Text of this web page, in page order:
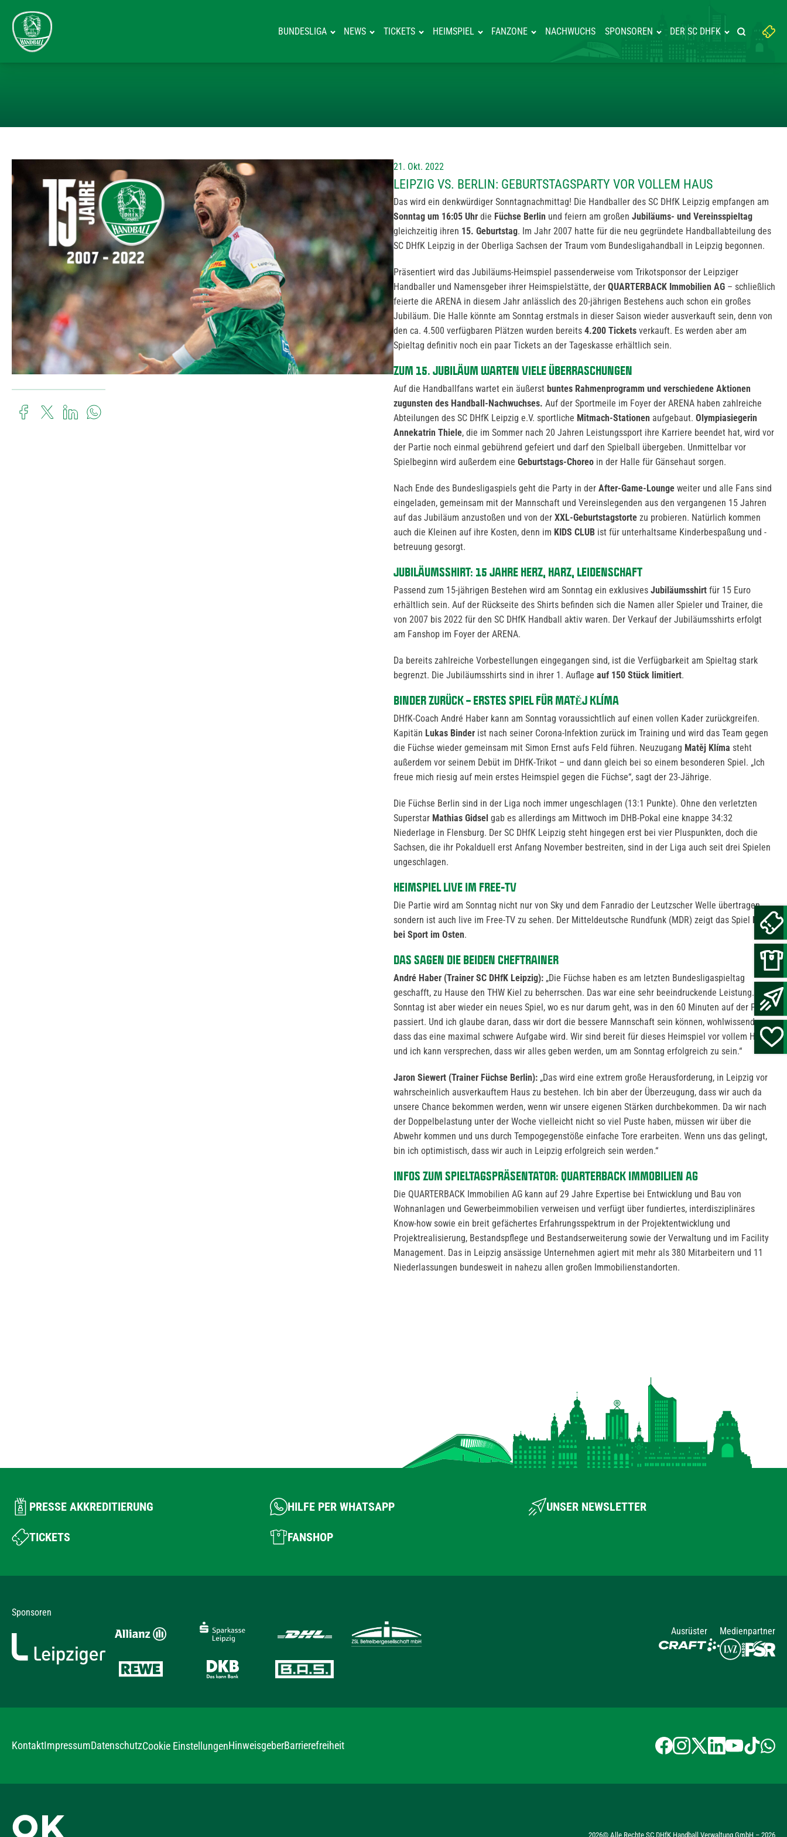
BUNDESLIGA NEWS TICKETS HEIMSPIEL FANZONE NACHWUCHS SPONSOREN DER SC DHFK
Suchbegriff
eingeben:
Suche
21. Okt. 2022
LEIPZIG VS. BERLIN: GEBURTSTAGSPARTY VOR VOLLEM HAUS
Das wird ein denkwürdiger Sonntagnachmittag! Die Handballer des SC DHfK Leipzig empfangen am
Sonntag um 16:05 Uhr die Füchse Berlin und feiern am großen Jubiläums- und Vereinsspieltag
gleichzeitig ihren 15. Geburtstag. Im Jahr 2007 hatte für die neu gegründete Handballabteilung des
SC DHfK Leipzig in der Oberliga Sachsen der Traum vom Bundesligahandball in Leipzig begonnen.
Präsentiert wird das Jubiläums-Heimspiel passenderweise vom Trikotsponsor der Leipziger
Handballer und Namensgeber ihrer Heimspielstätte, der QUARTERBACK Immobilien AG – schließlich
feierte die ARENA in diesem Jahr anlässlich des 20-jährigen Bestehens auch schon ein großes
Jubiläum. Die Halle könnte am Sonntag erstmals in dieser Saison wieder ausverkauft sein, denn von
den ca. 4.500 verfügbaren Plätzen wurden bereits 4.200 Tickets verkauft. Es werden aber am
Spieltag definitiv noch ein paar Tickets an der Tageskasse erhältlich sein.
ZUM 15. JUBILÄUM WARTEN VIELE ÜBERRASCHUNGEN
Auf die Handballfans wartet ein äußerst buntes Rahmenprogramm und verschiedene Aktionen
zugunsten des Handball-Nachwuchses. Auf der Sportmeile im Foyer der ARENA haben zahlreiche
Abteilungen des SC DHfK Leipzig e.V. sportliche Mitmach-Stationen aufgebaut. Olympiasiegerin
Annekatrin Thiele, die im Sommer nach 20 Jahren Leistungssport ihre Karriere beendet hat, wird vor
der Partie noch einmal gebührend gefeiert und darf den Spielball übergeben. Unmittelbar vor
Spielbeginn wird außerdem eine Geburtstags-Choreo in der Halle für Gänsehaut sorgen.
Nach Ende des Bundesligaspiels geht die Party in der After-Game-Lounge weiter und alle Fans sind
eingeladen, gemeinsam mit der Mannschaft und Vereinslegenden aus den vergangenen 15 Jahren
auf das Jubiläum anzustoßen und von der XXL-Geburtstagstorte zu probieren. Natürlich kommen
auch die Kleinen auf ihre Kosten, denn im KIDS CLUB ist für unterhaltsame Kinderbespaßung und -
betreuung gesorgt.
JUBILÄUMSSHIRT: 15 JAHRE HERZ, HARZ, LEIDENSCHAFT
Passend zum 15-jährigen Bestehen wird am Sonntag ein exklusives Jubiläumsshirt für 15 Euro
erhältlich sein. Auf der Rückseite des Shirts befinden sich die Namen aller Spieler und Trainer, die
von 2007 bis 2022 für den SC DHfK Handball aktiv waren. Der Verkauf der Jubiläumsshirts erfolgt
am Fanshop im Foyer der ARENA.
Da bereits zahlreiche Vorbestellungen eingegangen sind, ist die Verfügbarkeit am Spieltag stark
begrenzt. Die Jubiläumsshirts sind in ihrer 1. Auflage auf 150 Stück limitiert.
BINDER ZURÜCK – ERSTES SPIEL FÜR MATĚJ KLÍMA
DHfK-Coach André Haber kann am Sonntag voraussichtlich auf einen vollen Kader zurückgreifen.
Kapitän Lukas Binder ist nach seiner Corona-Infektion zurück im Training und wird das Team gegen
die Füchse wieder gemeinsam mit Simon Ernst aufs Feld führen. Neuzugang Matěj Klíma steht
außerdem vor seinem Debüt im DHfK-Trikot – und dann gleich bei so einem besonderen Spiel. „Ich
freue mich riesig auf mein erstes Heimspiel gegen die Füchse“, sagt der 23-Jährige.
Die Füchse Berlin sind in der Liga noch immer ungeschlagen (13:1 Punkte). Ohne den verletzten
Superstar Mathias Gidsel gab es allerdings am Mittwoch im DHB-Pokal eine knappe 34:32
Niederlage in Flensburg. Der SC DHfK Leipzig steht hingegen erst bei vier Pluspunkten, doch die
Sachsen, die ihr Pokalduell erst Anfang November bestreiten, sind in der Liga auch seit drei Spielen
ungeschlagen.
HEIMSPIEL LIVE IM FREE-TV
Die Partie wird am Sonntag nicht nur von Sky und dem Fanradio der Leutzscher Welle übertragen,
sondern ist auch live im Free-TV zu sehen. Der Mitteldeutsche Rundfunk (MDR) zeigt das Spiel live
bei Sport im Osten.
DAS SAGEN DIE BEIDEN CHEFTRAINER
André Haber (Trainer SC DHfK Leipzig): „Die Füchse haben es am letzten Bundesligaspieltag
geschafft, zu Hause den THW Kiel zu beherrschen. Das war eine sehr beeindruckende Leistung. Am
Sonntag ist aber wieder ein neues Spiel, wo es nur darum geht, was in den 60 Minuten auf der Platte
passiert. Und ich glaube daran, dass wir dort die bessere Mannschaft sein können, wohlwissend,
dass das eine maximal schwere Aufgabe wird. Wir sind bereit für dieses Heimspiel vor vollem Haus
und ich kann versprechen, dass wir alles geben werden, um am Sonntag erfolgreich zu sein.“
Jaron Siewert (Trainer Füchse Berlin): „Das wird eine extrem große Herausforderung, in Leipzig vor
wahrscheinlich ausverkauftem Haus zu bestehen. Ich bin aber der Überzeugung, dass wir auch da
unsere Chance bekommen werden, wenn wir unsere eigenen Stärken durchbekommen. Da wir nach
der Doppelbelastung unter der Woche vielleicht nicht so viel Puste haben, müssen wir über die
Abwehr kommen und uns durch Tempogegenstöße einfache Tore erarbeiten. Wenn uns das gelingt,
bin ich optimistisch, dass wir auch in Leipzig erfolgreich sein werden.“
INFOS ZUM SPIELTAGSPRÄSENTATOR: QUARTERBACK IMMOBILIEN AG
Die QUARTERBACK Immobilien AG kann auf 29 Jahre Expertise bei Entwicklung und Bau von
Wohnanlagen und Gewerbeimmobilien verweisen und verfügt über fundiertes, interdisziplinäres
Know-how sowie ein breit gefächertes Erfahrungsspektrum in der Projektentwicklung und
Projektrealisierung, Bestandspflege und Bestandserweiterung sowie der Verwaltung und im Facility
Management. Das in Leipzig ansässige Unternehmen agiert mit mehr als 380 Mitarbeitern und 11
Niederlassungen bundesweit in nahezu allen großen Immobilienstandorten.
PRESSE AKKREDITIERUNG HILFE PER WHATSAPP UNSER NEWSLETTER
TICKETS FANSHOP
Sponsoren
Ausrüster
Medienpartner
KontaktImpressumDatenschutzCookie EinstellungenHinweisgeberBarrierefreiheit
2026© Alle Rechte SC DHfK Handball Verwaltung GmbH – 2026